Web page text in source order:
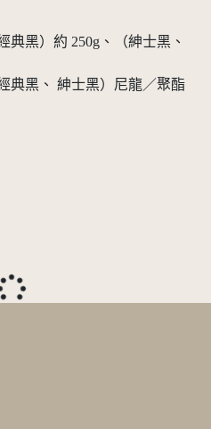
典黑）約 250g、（紳士黑、
典黑、 紳士黑）尼龍／聚酯